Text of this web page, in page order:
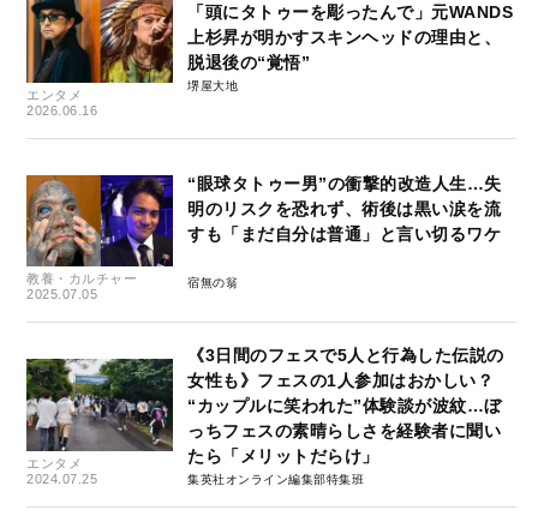
エンタメ
2026.06.16
「頭にタトゥーを彫ったんで」元WANDS
上杉昇が明かすスキンヘッドの理由と、
脱退後の“覚悟”
堺屋大地
教養・カルチャー
2025.07.05
“眼球タトゥー男”の衝撃的改造人生…失
明のリスクを恐れず、術後は黒い涙を流
すも「まだ自分は普通」と言い切るワケ
宿無の翁
エンタメ
2024.07.25
《3日間のフェスで5人と行為した伝説の
女性も》フェスの1人参加はおかしい？
“カップルに笑われた”体験談が波紋…ぼ
っちフェスの素晴らしさを経験者に聞い
たら「メリットだらけ」
集英社オンライン編集部特集班